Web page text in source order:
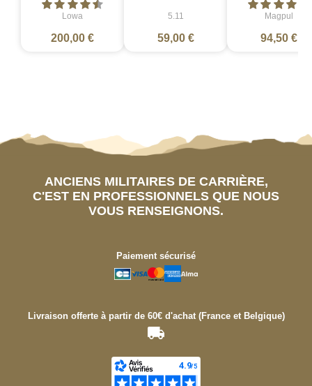
Lowa
200,00 €
5.11
59,00 €
Magpul
94,50 €
ANCIENS MILITAIRES DE CARRIÈRE,
C'EST EN PROFESSIONNELS QUE NOUS
VOUS RENSEIGNONS.
Paiement sécurisé
Livraison offerte à partir de 60€ d'achat (France et Belgique)